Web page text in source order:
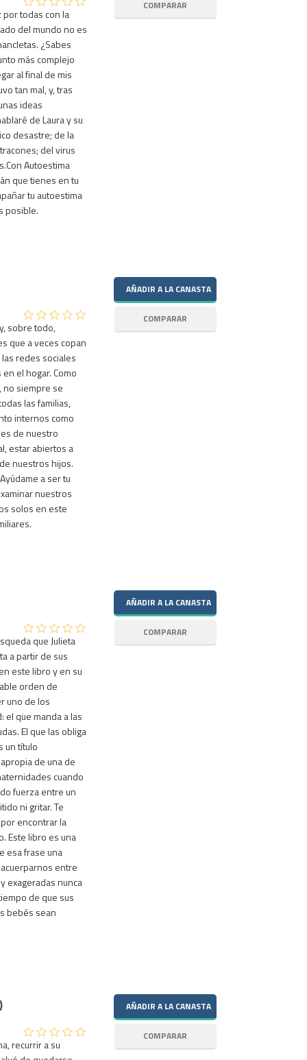
por todas con la
del mundo no es
¿Sabes
más complejo
al final de mis
tan mal, y, tras
ideas
de Laura y su
desastre; de la
del virus
Autoestima
que tienes en tu
tu autoestima
posible.
sobre todo,
que a veces copan
redes sociales
el hogar. Como
siempre se
las familias,
internos como
de nuestro
estar abiertos a
nuestros hijos.
a ser tu
nuestros
solos en este
que Julieta
a partir de sus
este libro y en su
orden de
uno de los
que manda a las
El que las obliga
un título
de una de
cuando
fuerza entre un
ni gritar. Te
encontrar la
Este libro es una
esa frase una
entre
exageradas nunca
de que sus
bebés sean
recurrir a su